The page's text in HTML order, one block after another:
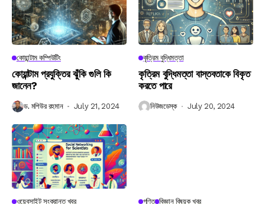
কোয়ান্টাম কম্পিউটিং
কোয়ান্টাম প্রযুক্তির ঝুঁকি গুলি কি
জানেন?
ড. মশিউর রহমান July 21, 2024
কৃত্রিম বুদ্ধিমত্তা
কৃত্রিম বুদ্ধিমত্তা বাস্তবতাকে বিকৃত
করতে পারে
নিউজডেস্ক July 20, 2024
ওয়েবসাইট সংক্রান্ত খবর গণিত বিজ্ঞান বিষয়ক খবর